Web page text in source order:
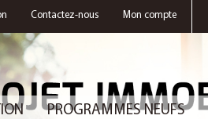
Contactez-nous Mon compte
PROGRAMMES NEUFS